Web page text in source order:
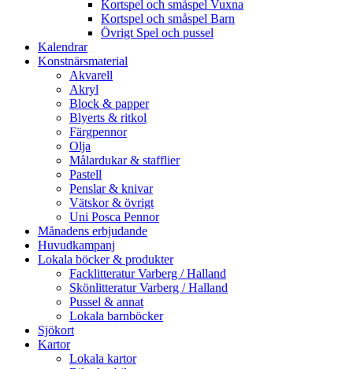
Kortspel och småspel Vuxna
Kortspel och småspel Barn
Övrigt Spel och pussel
Kalendrar
Konstnärsmaterial
Akvarell
Akryl
Block & papper
Blyerts & ritkol
Färgpennor
Olja
Målardukar & stafflier
Pastell
Penslar & knivar
Vätskor & övrigt
Uni Posca Pennor
Månadens erbjudande
Huvudkampanj
Lokala böcker & produkter
Facklitteratur Varberg / Halland
Skönlitteratur Varberg / Halland
Pussel & annat
Lokala barnböcker
Sjökort
Kartor
Lokala kartor